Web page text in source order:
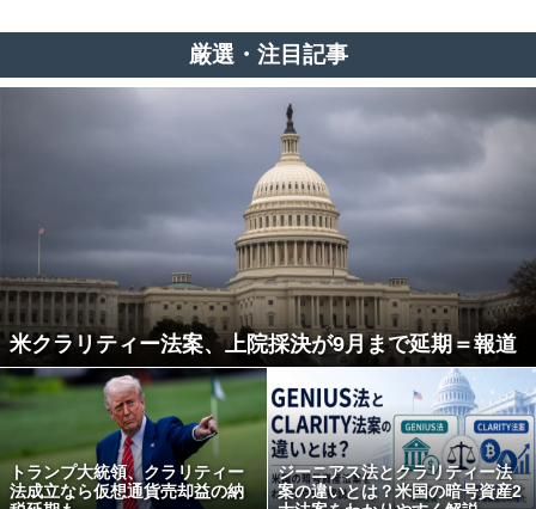
厳選・注目記事
米クラリティー法案、上院採決が9月まで延期＝報道
トランプ大統領、クラリティー
法成立なら仮想通貨売却益の納
ジーニアス法とクラリティー法
案の違いとは？米国の暗号資産2